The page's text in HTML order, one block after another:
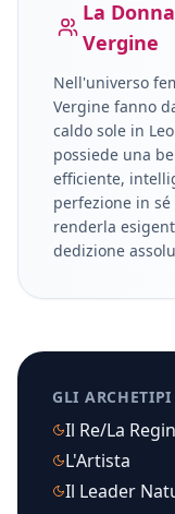
La Donna
Vergine
Nell'universo
Vergine fanno
caldo sole in
possiede una
efficiente,
perfezione in
renderla
dedizione
GLI
Il Re/La
L'Artista
Il Leader